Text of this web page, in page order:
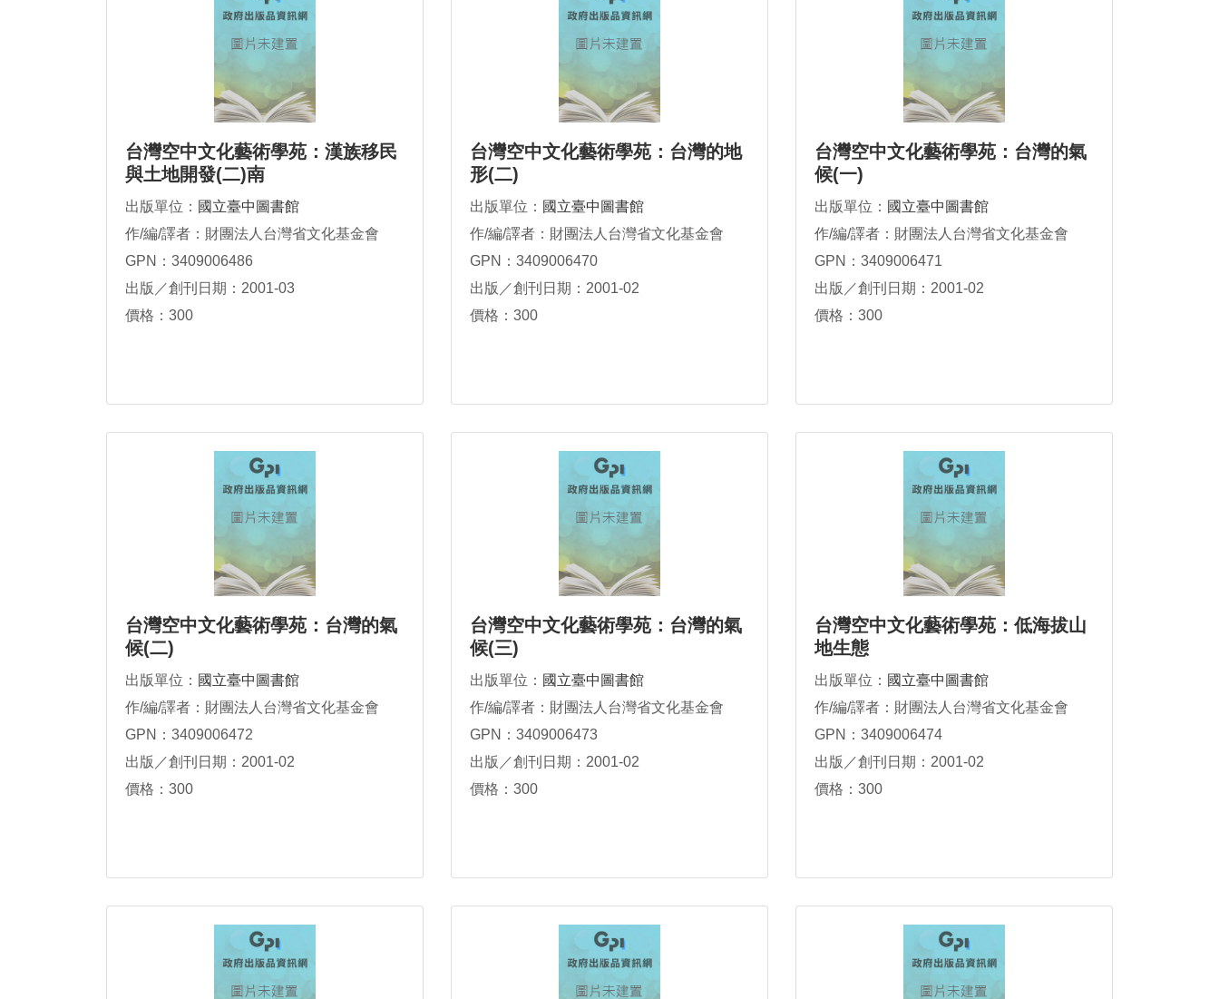
台灣空中文化藝術學苑：漢族移民
與土地開發(二)南
出版單位： 國立臺中圖書館
作/編/譯者：財團法人台灣省文化基金會
GPN：3409006486
出版／創刊日期：2001-03
價格：300
台灣空中文化藝術學苑：台灣的地
形(二)
出版單位： 國立臺中圖書館
作/編/譯者：財團法人台灣省文化基金會
GPN：3409006470
出版／創刊日期：2001-02
價格：300
台灣空中文化藝術學苑：台灣的氣
候(一)
出版單位： 國立臺中圖書館
作/編/譯者：財團法人台灣省文化基金會
GPN：3409006471
出版／創刊日期：2001-02
價格：300
台灣空中文化藝術學苑：台灣的氣
候(二)
出版單位： 國立臺中圖書館
作/編/譯者：財團法人台灣省文化基金會
GPN：3409006472
出版／創刊日期：2001-02
價格：300
台灣空中文化藝術學苑：台灣的氣
候(三)
出版單位： 國立臺中圖書館
作/編/譯者：財團法人台灣省文化基金會
GPN：3409006473
出版／創刊日期：2001-02
價格：300
台灣空中文化藝術學苑：低海拔山
地生態
出版單位： 國立臺中圖書館
作/編/譯者：財團法人台灣省文化基金會
GPN：3409006474
出版／創刊日期：2001-02
價格：300